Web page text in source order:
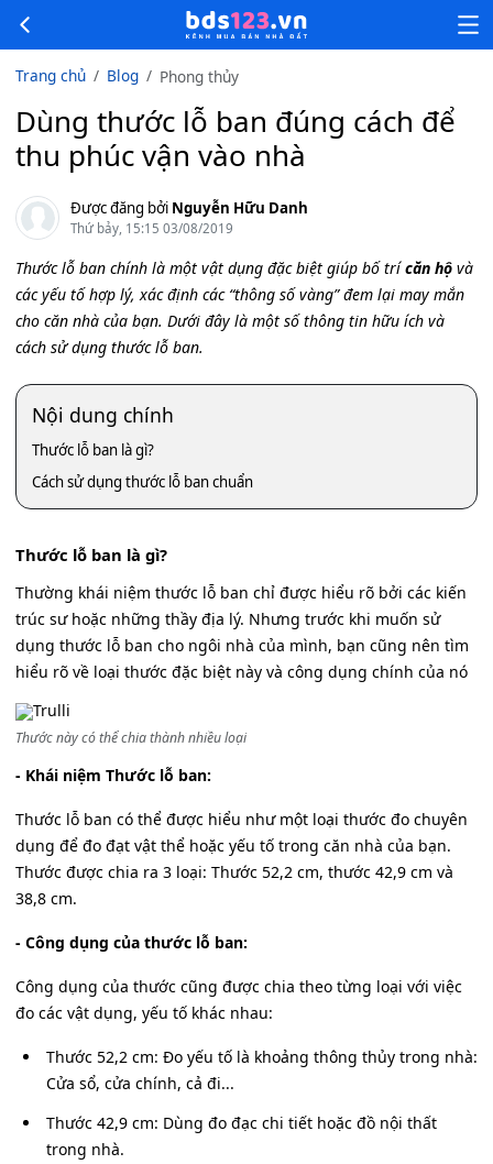
Trang chủ Blog Phong thủy
Dùng thước lỗ ban đúng cách để
thu phúc vận vào nhà
Được đăng bởi Nguyễn Hữu Danh
Thứ bảy, 15:15 03/08/2019
Thước lỗ ban chính là một vật dụng đặc biệt giúp bố trícăn hộ và
các yếu tố hợp lý, xác định các “thông số vàng” đem lại may mắn
cho căn nhà của bạn. Dưới đây là một số thông tin hữu ích và
cách sử dụng thước lỗ ban.
Nội dung chính
Thước lỗ ban là gì?
Cách sử dụng thước lỗ ban chuẩn
Thước lỗ ban là gì?
Thường khái niệm thước lỗ ban chỉ được hiểu rõ bởi các kiến
trúc sư hoặc những thầy địa lý. Nhưng trước khi muốn sử
dụng thước lỗ ban cho ngôi nhà của mình, bạn cũng nên tìm
hiểu rõ về loại thước đặc biệt này và công dụng chính của nó
Thước này có thể chia thành nhiều loại
- Khái niệm Thước lỗ ban:
Thước lỗ ban có thể được hiểu như một loại thước đo chuyên
dụng để đo đạt vật thể hoặc yếu tố trong căn nhà của bạn.
Thước được chia ra 3 loại: Thước 52,2 cm, thước 42,9 cm và
38,8 cm.
- Công dụng của thước lỗ ban:
Công dụng của thước cũng được chia theo từng loại với việc
đo các vật dụng, yếu tố khác nhau:
Thước 52,2 cm: Đo yếu tố là khoảng thông thủy trong nhà:
Cửa sổ, cửa chính, cả đi...
Thước 42,9 cm: Dùng đo đạc chi tiết hoặc đồ nội thất
trong nhà.